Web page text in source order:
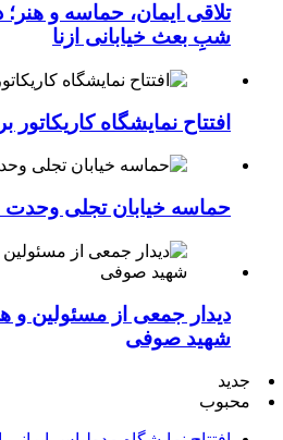
تلاقی ایمان، حماسه و
شبِ بعث خیابانی ازنا
افتتاح نمایشگاه کاریکاتور
حماسه خیابان تجلی وحدت
دیدار جمعی از مسئولین و
شهید صوفی
جدید
محبوب